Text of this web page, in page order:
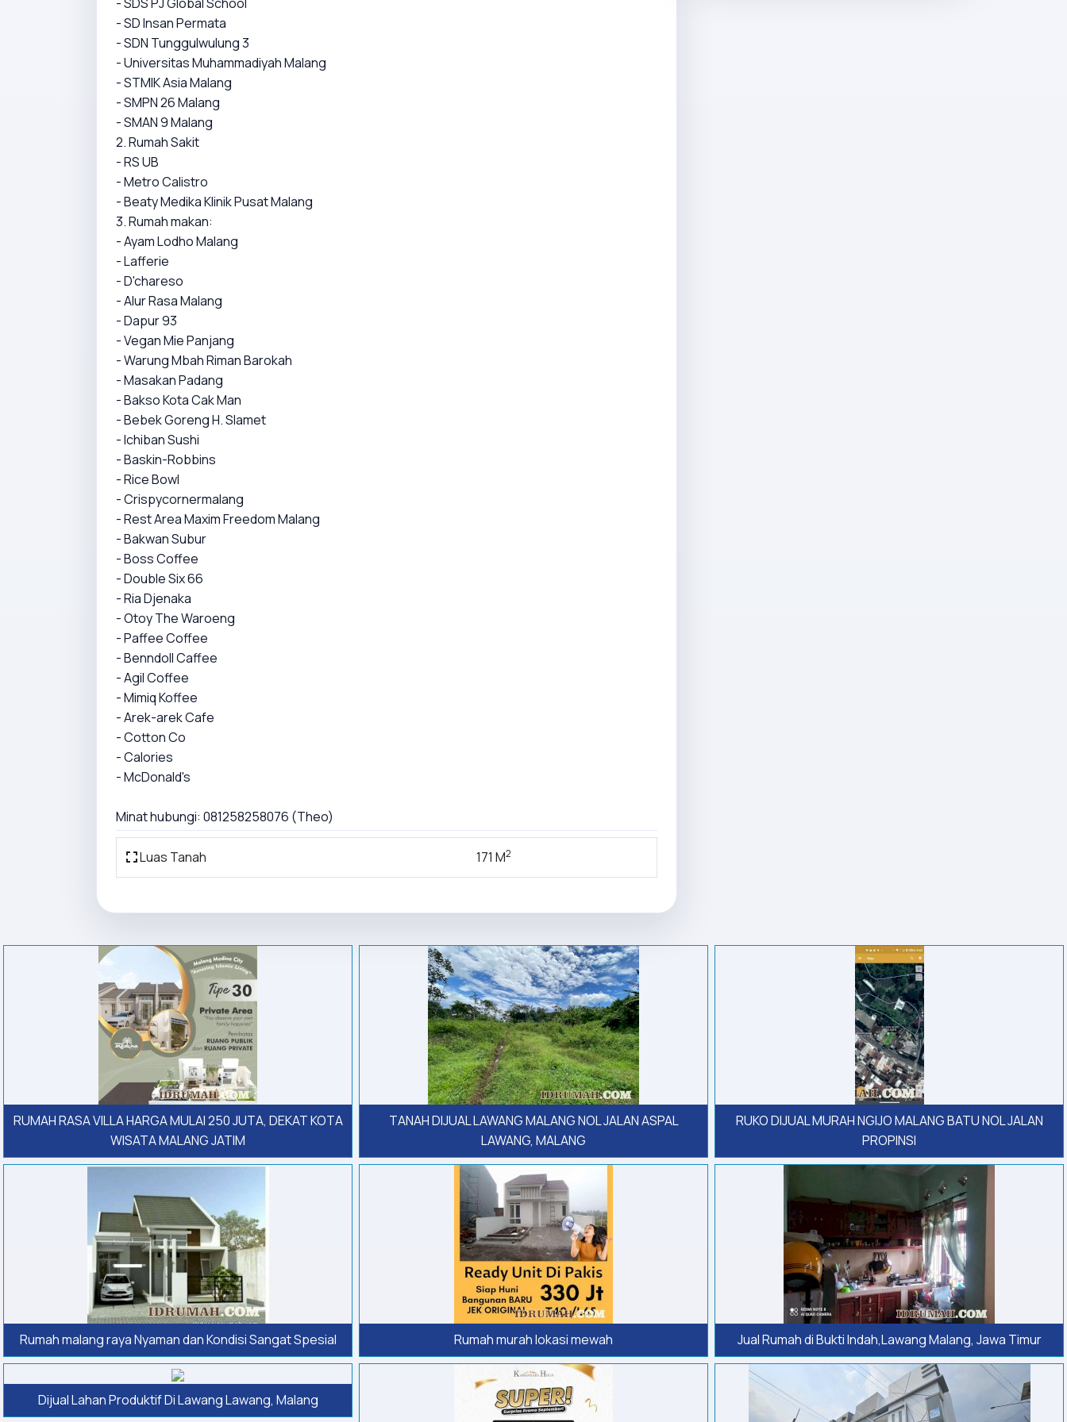
- SD Insan Permata
- SDN Tunggulwulung 3
- Universitas Muhammadiyah Malang
- STMIK Asia Malang
- SMPN 26 Malang
- SMAN 9 Malang
2. Rumah Sakit
- RS UB
- Metro Calistro
- Beaty Medika Klinik Pusat Malang
3. Rumah makan:
- Ayam Lodho Malang
- Lafferie
- D'chareso
- Alur Rasa Malang
- Dapur 93
- Vegan Mie Panjang
- Warung Mbah Riman Barokah
- Masakan Padang
- Bakso Kota Cak Man
- Bebek Goreng H. Slamet
- Ichiban Sushi
- Baskin-Robbins
- Rice Bowl
- Crispycornermalang
- Rest Area Maxim Freedom Malang
- Bakwan Subur
- Boss Coffee
- Double Six 66
- Ria Djenaka
- Otoy The Waroeng
- Paffee Coffee
- Benndoll Caffee
- Agil Coffee
- Mimiq Koffee
- Arek-arek Cafe
- Cotton Co
- Calories
- McDonald's
Minat hubungi: 081258258076 (Theo)
Luas Tanah 171 M2
RUMAH RASA VILLA HARGA MULAI 250 JUTA, DEKAT KOTA
WISATA MALANG JATIM
TANAH DIJUAL LAWANG MALANG NOL JALAN ASPAL
LAWANG, MALANG
RUKO DIJUAL MURAH NGIJO MALANG BATU NOL JALAN
PROPINSI
Rumah malang raya Nyaman dan Kondisi Sangat Spesial Rumah murah lokasi mewah Jual Rumah di Bukti Indah,Lawang Malang, Jawa Timur
Dijual Lahan Produktif Di Lawang Lawang, Malang